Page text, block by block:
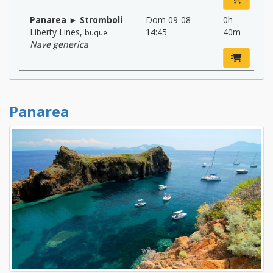
Panarea ► Stromboli
Liberty Lines, buque
Nave generica
Dom 09-08
14:45
0h
40m
Panarea